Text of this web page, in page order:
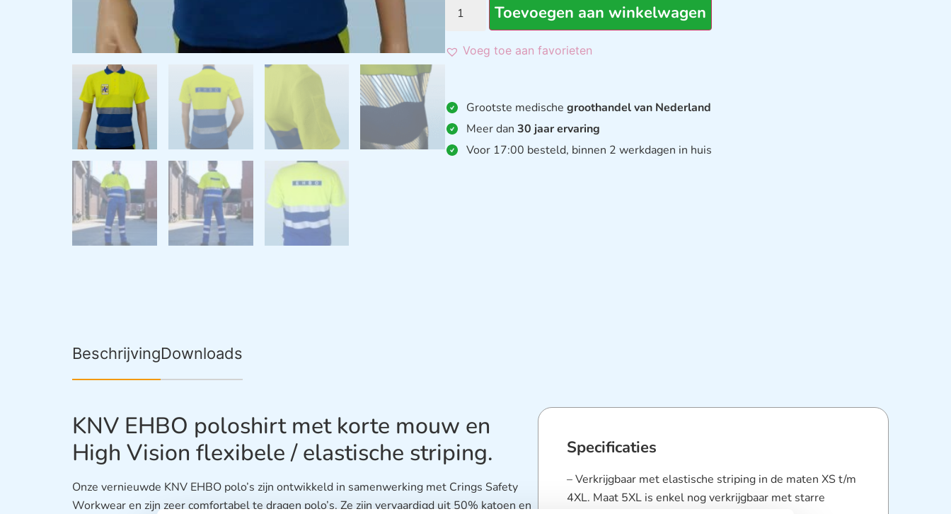
Toevoegen aan winkelwagen
Voeg toe aan favorieten
Grootste medischegroothandel van Nederland
Meer dan30 jaar ervaring
Voor 17:00 besteld, binnen 2 werkdagen in huis
BeschrijvingDownloads
KNV EHBO poloshirt met korte mouw en
High Vision flexibele / elastische striping.
Onze vernieuwde KNV EHBO polo’s zijn ontwikkeld in samenwerking met Crings Safety
Workwear en zijn zeer comfortabel te dragen polo’s. Ze zijn vervaardigd uit 50% katoen en
Specificaties
– Verkrijgbaar met elastische striping in de maten XS t/m
4XL. Maat 5XL is enkel nog verkrijgbaar met starre